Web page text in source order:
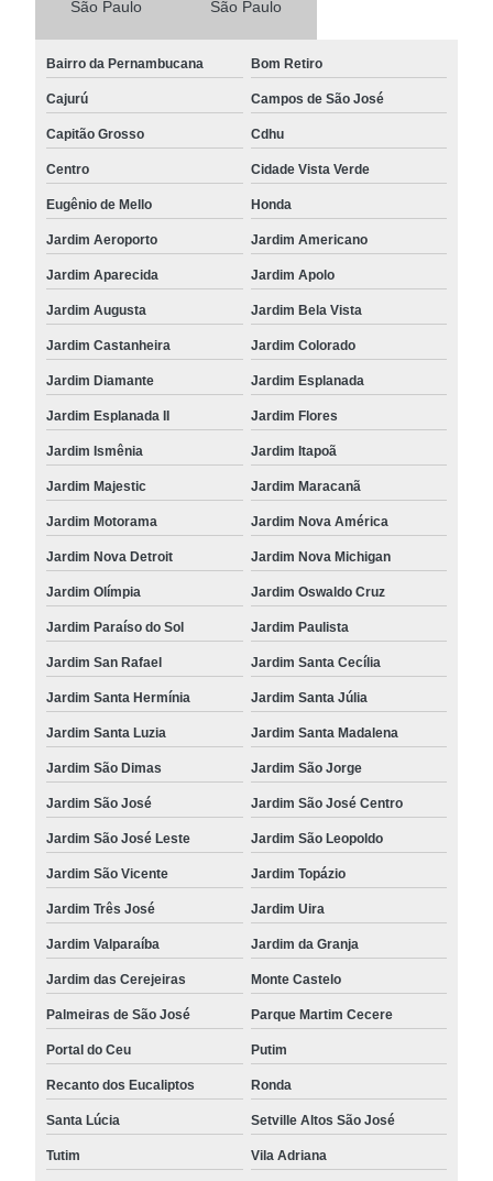
São Paulo São Paulo
Bairro da Pernambucana Bom Retiro
Cajurú Campos de São José
Capitão Grosso Cdhu
Centro Cidade Vista Verde
Eugênio de Mello Honda
Jardim Aeroporto Jardim Americano
Jardim Aparecida Jardim Apolo
Jardim Augusta Jardim Bela Vista
Jardim Castanheira Jardim Colorado
Jardim Diamante Jardim Esplanada
Jardim Esplanada II Jardim Flores
Jardim Ismênia Jardim Itapoã
Jardim Majestic Jardim Maracanã
Jardim Motorama Jardim Nova América
Jardim Nova Detroit Jardim Nova Michigan
Jardim Olímpia Jardim Oswaldo Cruz
Jardim Paraíso do Sol Jardim Paulista
Jardim San Rafael Jardim Santa Cecília
Jardim Santa Hermínia Jardim Santa Júlia
Jardim Santa Luzia Jardim Santa Madalena
Jardim São Dimas Jardim São Jorge
Jardim São José Jardim São José Centro
Jardim São José Leste Jardim São Leopoldo
Jardim São Vicente Jardim Topázio
Jardim Três José Jardim Uira
Jardim Valparaíba Jardim da Granja
Jardim das Cerejeiras Monte Castelo
Palmeiras de São José Parque Martim Cecere
Portal do Ceu Putim
Recanto dos Eucaliptos Ronda
Santa Lúcia Setville Altos São José
Tutim Vila Adriana